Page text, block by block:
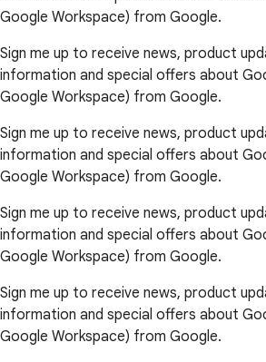
Google Workspace) from Google.
Sign me up to receive news, product
information and special offers about
Google Workspace) from Google.
Sign me up to receive news, product
information and special offers about
Google Workspace) from Google.
Sign me up to receive news, product
information and special offers about
Google Workspace) from Google.
Sign me up to receive news, product
information and special offers about
Google Workspace) from Google.